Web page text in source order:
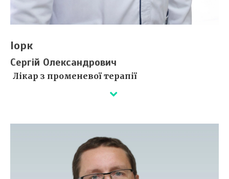
Іорк
Сергій Олександрович
Лікар з променевої терапії